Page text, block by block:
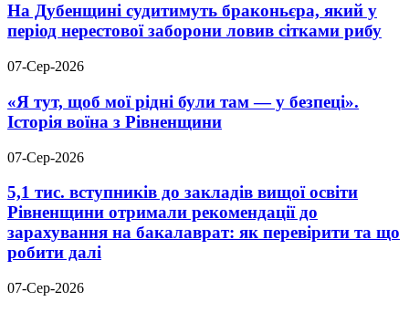
На Дубенщині судитимуть браконьєра, який у
період нерестової заборони ловив сітками рибу
07-Сер-2026
«Я тут, щоб мої рідні були там — у безпеці».
Історія воїна з Рівненщини
07-Сер-2026
5,1 тис. вступників до закладів вищої освіти
Рівненщини отримали рекомендації до
зарахування на бакалаврат: як перевірити та що
робити далі
07-Сер-2026